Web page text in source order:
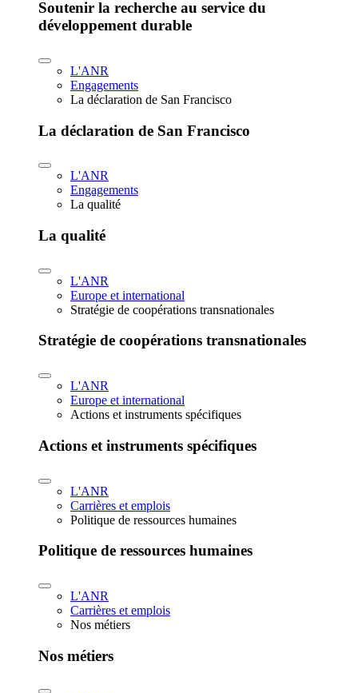
Soutenir la recherche au service du
développement durable
L'ANR
Engagements
La déclaration de San Francisco
La déclaration de San Francisco
L'ANR
Engagements
La qualité
La qualité
L'ANR
Europe et international
Stratégie de coopérations transnationales
Stratégie de coopérations transnationales
L'ANR
Europe et international
Actions et instruments spécifiques
Actions et instruments spécifiques
L'ANR
Carrières et emplois
Politique de ressources humaines
Politique de ressources humaines
L'ANR
Carrières et emplois
Nos métiers
Nos métiers